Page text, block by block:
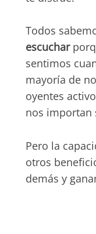
Todos
escuchar
sentimos
mayoría de
oyentes
nos importan
Pero la
otros
demás y